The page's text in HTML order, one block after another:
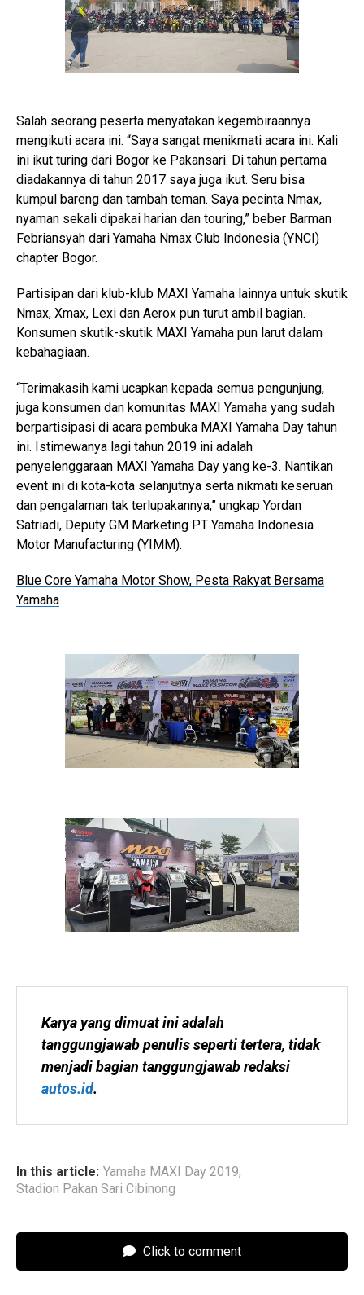
Salah seorang peserta menyatakan kegembiraannya
mengikuti acara ini. “Saya sangat menikmati acara ini. Kali
ini ikut turing dari Bogor ke Pakansari. Di tahun pertama
diadakannya di tahun 2017 saya juga ikut. Seru bisa
kumpul bareng dan tambah teman. Saya pecinta Nmax,
nyaman sekali dipakai harian dan touring,” beber Barman
Febriansyah dari Yamaha Nmax Club Indonesia (YNCI)
chapter Bogor.
Partisipan dari klub-klub MAXI Yamaha lainnya untuk skutik
Nmax, Xmax, Lexi dan Aerox pun turut ambil bagian.
Konsumen skutik-skutik MAXI Yamaha pun larut dalam
kebahagiaan.
“Terimakasih kami ucapkan kepada semua pengunjung,
juga konsumen dan komunitas MAXI Yamaha yang sudah
berpartisipasi di acara pembuka MAXI Yamaha Day tahun
ini. Istimewanya lagi tahun 2019 ini adalah
penyelenggaraan MAXI Yamaha Day yang ke-3. Nantikan
event ini di kota-kota selanjutnya serta nikmati keseruan
dan pengalaman tak terlupakannya,” ungkap Yordan
Satriadi, Deputy GM Marketing PT Yamaha Indonesia
Motor Manufacturing (YIMM).
Blue Core Yamaha Motor Show, Pesta Rakyat Bersama
Yamaha
Karya yang dimuat ini adalah
tanggungjawab penulis seperti tertera, tidak
autos.id.
In this article: Yamaha MAXI Day 2019,
Stadion Pakan Sari Cibinong
Click to comment